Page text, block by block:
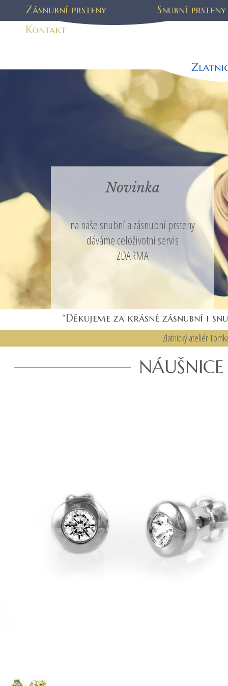
Zásnubní prsteny
Snubní prsteny
Kontakt
Novinka
na naše snubní a zásnubní prsteny
dáváme celoživotní servis
ZDARMA
“Děkujeme za krásné zásnubní i
Zlatnický ateliér